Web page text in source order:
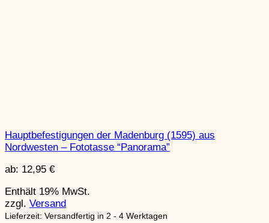
Hauptbefestigungen der Madenburg (1595) aus
Nordwesten – Fototasse “Panorama”
ab: 12,95 €
Enthält 19% MwSt.
zzgl. Versand
Lieferzeit: Versandfertig in 2 - 4 Werktagen